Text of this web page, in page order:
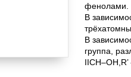
фенолами.
В
В
группа,
IICH–OH,R’